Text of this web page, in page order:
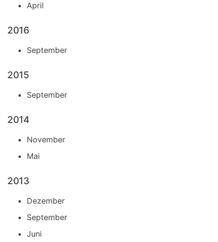
April
2016
September
2015
September
2014
November
Mai
2013
Dezember
September
Juni